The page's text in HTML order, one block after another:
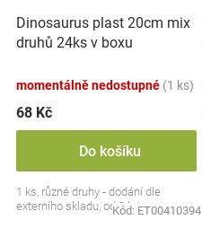
Blog
Hračkářství
Přihlášení
ůo
d
u
t
ů
Dinosaurus plast 20cm mix
druhů 24ks v boxu
momentálně nedostupné (1 ks)
68 Kč
Do košíku
1 ks, různé druhy - dodání dle
externího skladu, od 3 let
Kód: ET00410394